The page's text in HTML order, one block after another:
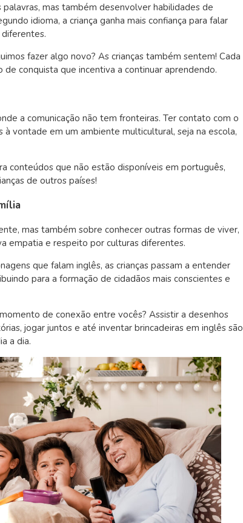
mas também desenvolver habilidades de
idioma, a criança ganha mais confiança para falar
fazer algo novo? As crianças também sentem! Cada
conquista que incentiva a continuar aprendendo.
a comunicação não tem fronteiras. Ter contato com o
à vontade em um ambiente multicultural, seja na escola,
conteúdos que não estão disponíveis em português,
de outros países!
mas também sobre conhecer outras formas de viver,
empatia e respeito por culturas diferentes.
que falam inglês, as crianças passam a entender
para a formação de cidadãos mais conscientes e
de conexão entre vocês? Assistir a desenhos
jogar juntos e até inventar brincadeiras em inglês são
a dia.